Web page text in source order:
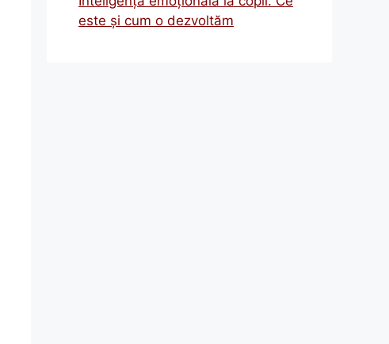
este și cum o dezvoltăm